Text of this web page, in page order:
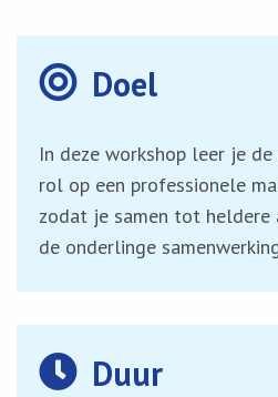
Doel
In deze workshop leer je
rol op een professionele
zodat je samen tot heldere
de onderlinge
Duur